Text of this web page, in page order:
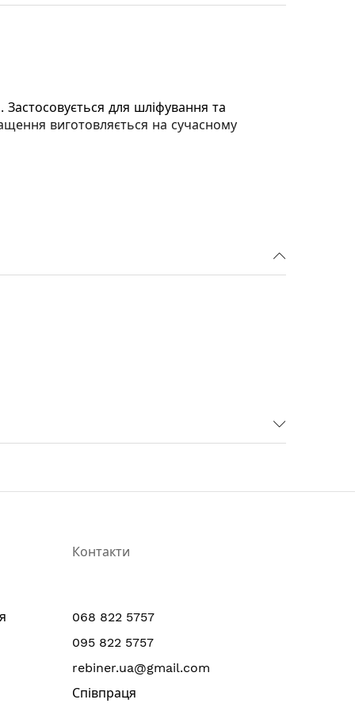
для шліфування та
виготовляється на сучасному
Контакти
068 822 5757
095 822 5757
rebiner.ua@gmail.com
Співпраця